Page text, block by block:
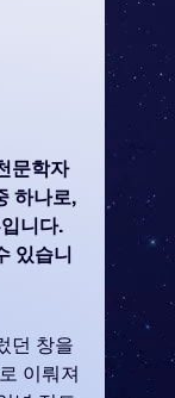
문학자
하나로,
니다.
있습니
던 창을
이뤄져